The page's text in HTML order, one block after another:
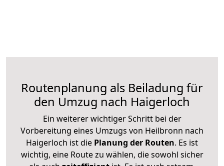
Routenplanung als Beiladung für
den Umzug nach Haigerloch
Ein weiterer wichtiger Schritt bei der
Vorbereitung eines Umzugs von Heilbronn nach
Haigerloch ist die Planung der Routen. Es ist
wichtig, eine Route zu wählen, die sowohl sicher